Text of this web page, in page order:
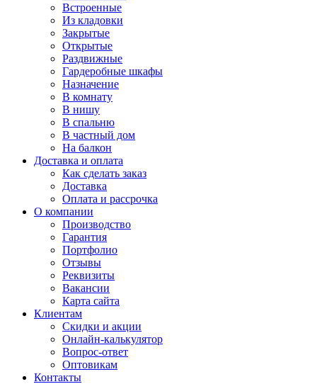
Встроенные
Из кладовки
Закрытые
Открытые
Раздвижные
Гардеробные шкафы
Назначение
В комнату
В нишу
В спальню
В частный дом
На балкон
Доставка и оплата
Как сделать заказ
Доставка
Оплата и рассрочка
О компании
Производство
Гарантия
Портфолио
Отзывы
Реквизиты
Вакансии
Карта сайта
Клиентам
Скидки и акции
Онлайн-калькулятор
Вопрос-ответ
Оптовикам
Контакты